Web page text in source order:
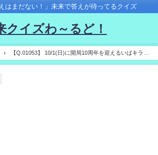
はまだない！」未来で答えが待ってるクイズ
クイズわ～るど！
【Q.01053】 10/1(日)に開局10周年を迎えるいばキラ
いばキラTV公式Twitterアカウントで最初にtweetされる内